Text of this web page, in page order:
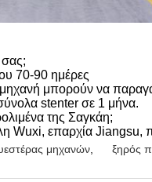
70-90 ημέρες
μηχανή μπορούν να
stenter σε 1 μήνα.
της Σαγκάη;
Wuxi, επαρχία Jiangsu,
μηχανών ξηρός